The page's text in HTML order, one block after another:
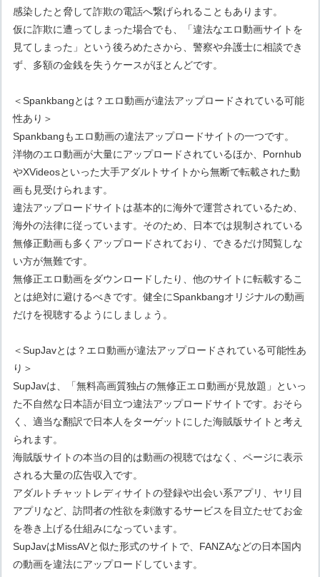
感染したと脅して詐欺の電話へ繋げられることもあります。
仮に詐欺に遭ってしまった場合でも、「違法なエロ動画サイトを
見てしまった」という後ろめたさから、警察や弁護士に相談でき
ず、多額の金銭を失うケースがほとんどです。
＜Spankbangとは？エロ動画が違法アップロードされている可能
性あり＞
Spankbangもエロ動画の違法アップロードサイトの一つです。
洋物のエロ動画が大量にアップロードされているほか、Pornhub
やXVideosといった大手アダルトサイトから無断で転載された動
画も見受けられます。
違法アップロードサイトは基本的に海外で運営されているため、
海外の法律に従っています。そのため、日本では規制されている
無修正動画も多くアップロードされており、できるだけ閲覧しな
い方が無難です。
無修正エロ動画をダウンロードしたり、他のサイトに転載するこ
とは絶対に避けるべきです。健全にSpankbangオリジナルの動画
だけを視聴するようにしましょう。
＜SupJavとは？エロ動画が違法アップロードされている可能性あ
り＞
SupJavは、「無料高画質独占の無修正エロ動画が見放題」といっ
た不自然な日本語が目立つ違法アップロードサイトです。おそら
く、適当な翻訳で日本人をターゲットにした海賊版サイトと考え
られます。
海賊版サイトの本当の目的は動画の視聴ではなく、ページに表示
される大量の広告収入です。
アダルトチャットレディサイトの登録や出会い系アプリ、ヤリ目
アプリなど、訪問者の性欲を刺激するサービスを目立たせてお金
を巻き上げる仕組みになっています。
SupJavはMissAVと似た形式のサイトで、FANZAなどの日本国内
の動画を違法にアップロードしています。